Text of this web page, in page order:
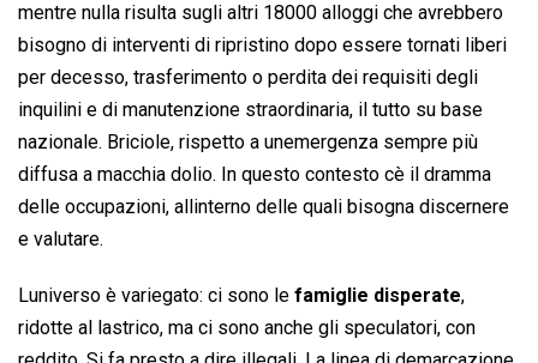
mentre nulla risulta sugli altri 18000 alloggi che avrebbero
bisogno di interventi di ripristino dopo essere tornati liberi
per decesso, trasferimento o perdita dei requisiti degli
inquilini e di manutenzione straordinaria, il tutto su base
nazionale. Briciole, rispetto a unemergenza sempre più
diffusa a macchia dolio. In questo contesto cè il dramma
delle occupazioni, allinterno delle quali bisogna discernere
e valutare.
Luniverso è variegato: ci sono le famiglie disperate,
ridotte al lastrico, ma ci sono anche gli speculatori, con